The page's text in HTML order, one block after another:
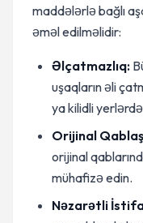
maddələrlə bağlı
əməl edilməlidir:
Əlçatmazlıq:
uşaqların əli
ya kilidli yerlərdə
Orijinal
orijinal
mühafizə edin.
Nəzarətli